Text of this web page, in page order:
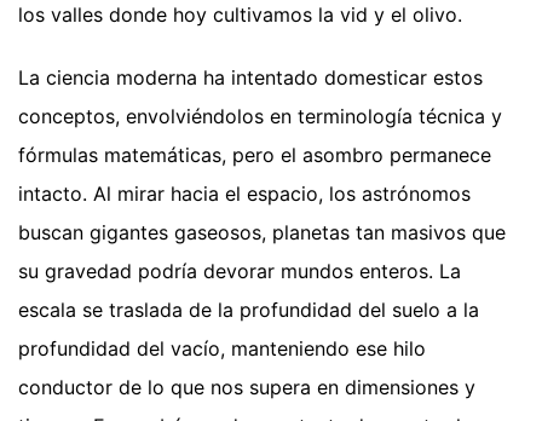
los valles donde hoy cultivamos la vid y el olivo.
La ciencia moderna ha intentado domesticar estos
conceptos, envolviéndolos en terminología técnica y
fórmulas matemáticas, pero el asombro permanece
intacto. Al mirar hacia el espacio, los astrónomos
buscan gigantes gaseosos, planetas tan masivos que
su gravedad podría devorar mundos enteros. La
escala se traslada de la profundidad del suelo a la
profundidad del vacío, manteniendo ese hilo
conductor de lo que nos supera en dimensiones y